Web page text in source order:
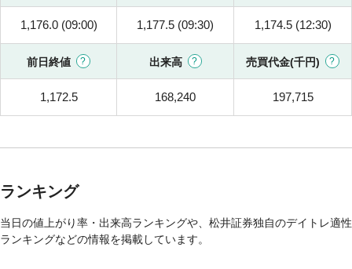
1,176.0 (09:00) 1,177.5 (09:30) 1,174.5 (12:30)
前日終値 出来高 売買代金(千円)
1,172.5 168,240 197,715
ランキング
当日の値上がり率・出来高ランキングや、松井証券独自のデイトレ適性
ランキングなどの情報を掲載しています。